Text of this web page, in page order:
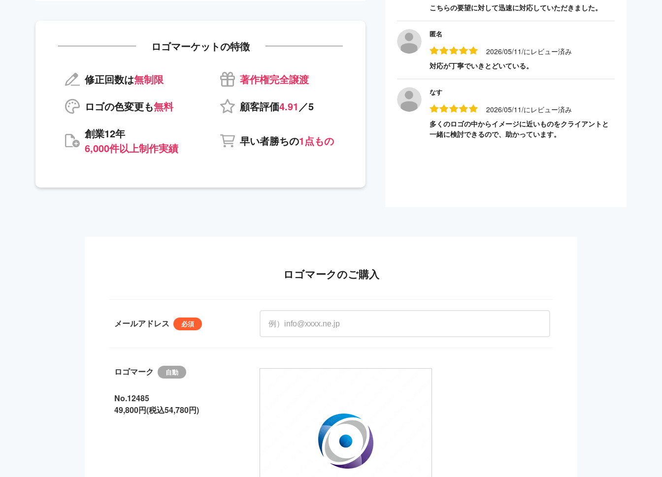
ロゴマーケットの特徴
修正回数は無制限
著作権完全譲渡
ロゴの色変更も無料 顧客評価4.91 ／5
創業12年
6,000件以上制作実績
早い者勝ちの1点もの
こちらの要望に対して迅速に対応していただきました。
匿名
2026/05/11/にレビュー済み
対応が丁寧でいきとどいている。
なす
2026/05/11/にレビュー済み
多くのロゴの中からイメージに近いものをクライアントと
一緒に検討できるので、助かっています。
ロゴマークのご購入
メールアドレス
ロゴマーク
No.12485
49,800円(税込54,780円)